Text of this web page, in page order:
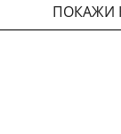
ПОКАЖИ